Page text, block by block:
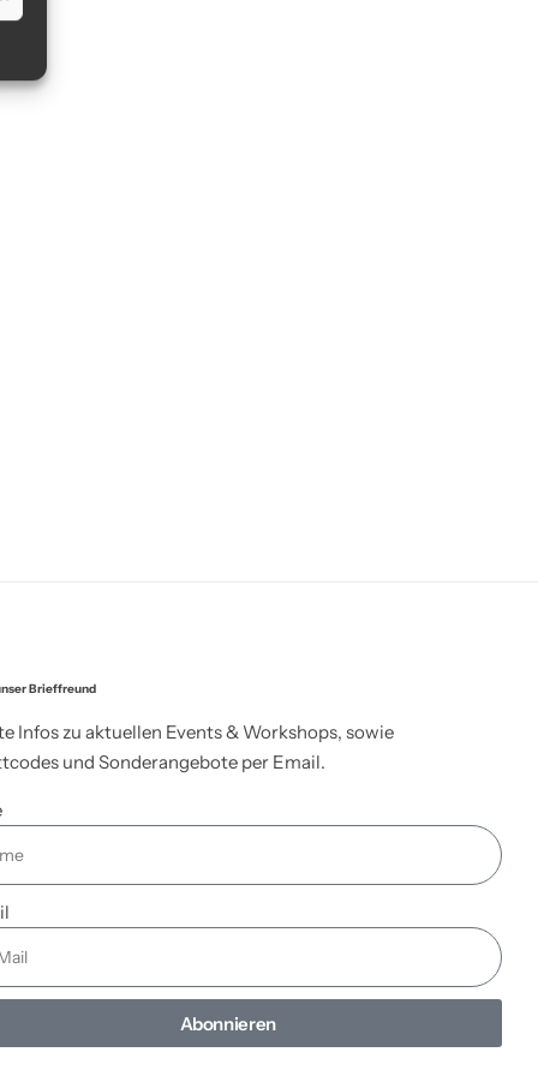
Brieffreund
Infos zu aktuellen Events & Workshops, sowie
und Sonderangebote per Email.
Abonnieren